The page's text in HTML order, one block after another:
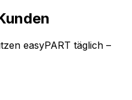
easyPART täglich –